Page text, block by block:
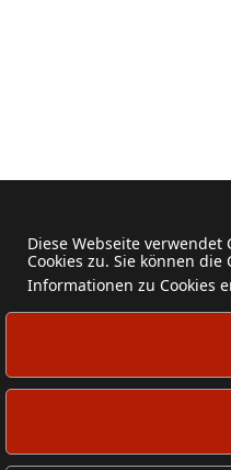
Diese Webseite
Cookies zu. Sie können
Informationen zu Cookies